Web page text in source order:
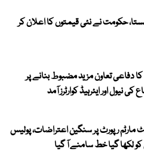
حکومت نے نئی قیمتوں کا اعلان کر
دفاعی تعاون مزید مضبوط بنانے پر
کی نیول اور ایئرہیڈ کوارٹرز آمد
رپورٹ پر سنگین اعتراضات، پولیس
لکھا گیا خط سامنے آ گیا